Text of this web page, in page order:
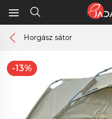
Horgász sátor
-13%